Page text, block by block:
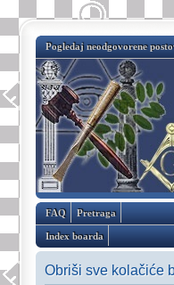
Pogledaj neodgovorene
FAQ Pretraga
Index boarda
Obriši sve kolačiće